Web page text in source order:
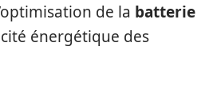
de la batterie
énergétique des